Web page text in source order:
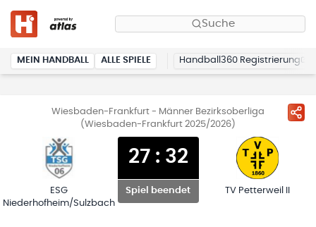
Suche
MEIN HANDBALL ALLE SPIELE Handball360 Registrierung
Wiesbaden-Frankfurt - Männer Bezirksoberliga
(Wiesbaden-Frankfurt 2025/2026)
ESG
Niederhofheim/Sulzbach
27: 32
Spiel beendet TV Petterweil II